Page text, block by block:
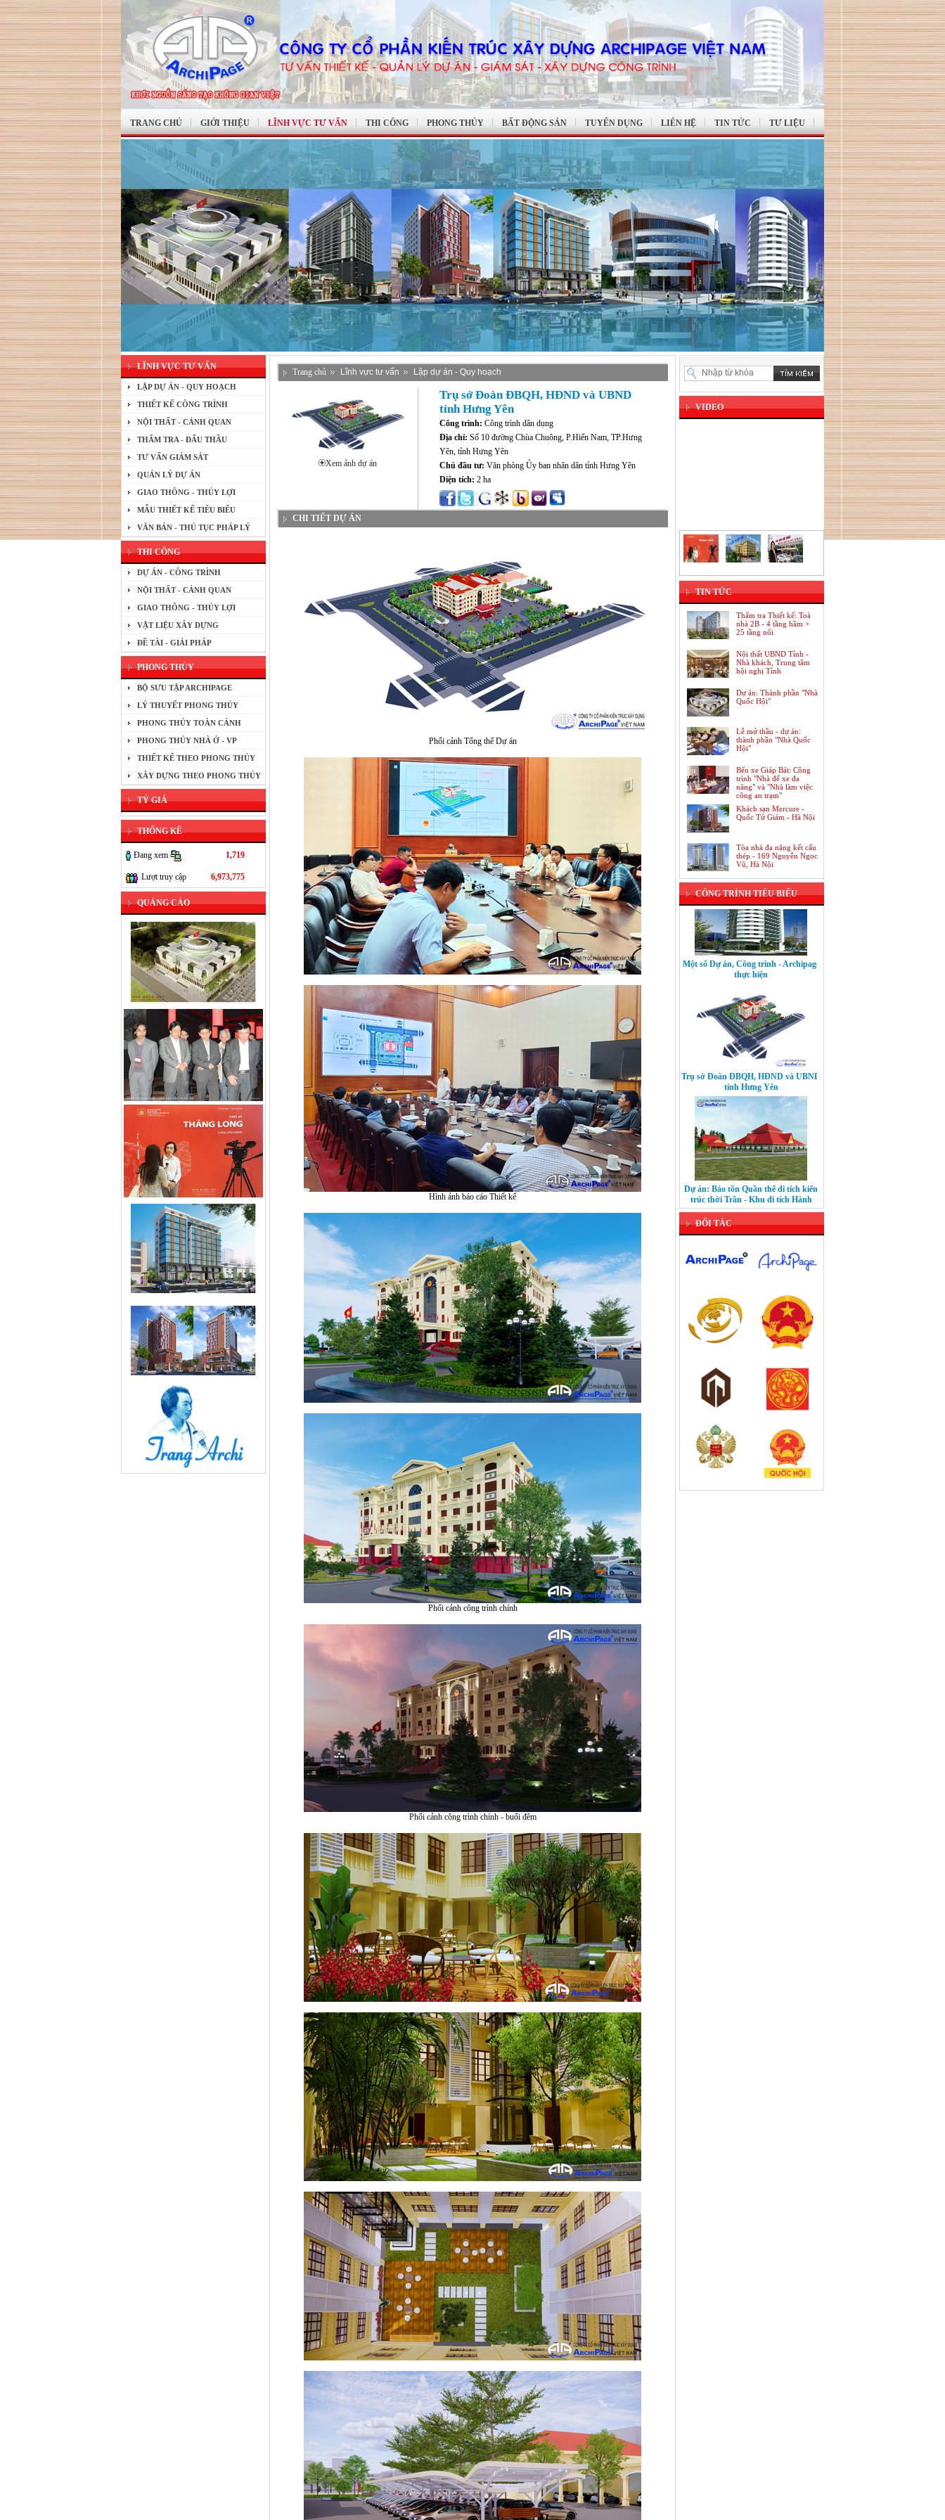
TRANG CHỦ GIỚI THIỆU LĨNH VỰC TƯ VẤN THI CÔNG PHONG THỦY BẤT ĐỘNG SẢN TUYỂN DỤNG LIÊN HỆ TIN TỨC TƯ LIỆU
LĨNH VỰC TƯ VẤN
LẬP DỰ ÁN - QUY HOẠCH
THIẾT KẾ CÔNG TRÌNH
NỘI THẤT - CẢNH QUAN
THẨM TRA - ĐẤU THẦU
TƯ VẤN GIÁM SÁT
QUẢN LÝ DỰ ÁN
GIAO THÔNG - THỦY LỢI
MẪU THIẾT KẾ TIÊU BIỂU
VĂN BẢN - THỦ TỤC PHÁP LÝ
THI CÔNG
DỰ ÁN - CÔNG TRÌNH
NỘI THẤT - CẢNH QUAN
GIAO THÔNG - THỦY LỢI
VẬT LIỆU XÂY DỰNG
ĐỀ TÀI - GIẢI PHÁP
PHONG THỦY
BỘ SƯU TẬP ARCHIPAGE
LÝ THUYẾT PHONG THỦY
PHONG THỦY TOÀN CẢNH
PHONG THỦY NHÀ Ở - VP
THIẾT KẾ THEO PHONG THỦY
XÂY DỰNG THEO PHONG THỦY
TỶ GIÁ
THỐNG KÊ
1,719
Đang xem
6,973,775
Lượt truy cập
QUẢNG CÁO
Trang chủ Lĩnh vực tư vấn Lập dự án - Quy hoạch
Xem ảnh dự án
Trụ sở Đoàn ĐBQH, HĐND và UBND
tỉnh Hưng Yên
Công trình: Công trình dân dụng
Địa chỉ: Số 10 đường Chùa Chuông, P.Hiến Nam, TP.Hưng
Yên, tỉnh Hưng Yên
Chủ đầu tư: Văn phòng Ủy ban nhân dân tỉnh Hưng Yên
Diện tích: 2 ha
CHI TIẾT DỰ ÁN
Phối cảnh Tổng thể Dự án
Hình ảnh báo cáo Thiết kế
Phối cảnh công trình chính
Phối cảnh công trình chính - buổi đêm
VIDEO
TIN TỨC
Thẩm tra Thiết kế: Toà
nhà 2B - 4 tầng hầm +
25 tầng nổi
Nội thất UBND Tỉnh -
Nhà khách, Trung tâm
hội nghị Tỉnh
Dự án: Thành phần "Nhà
Quốc Hội"
Lễ mở thầu - dự án:
thành phần "Nhà Quốc
Hội"
Bến xe Giáp Bát: Công
trình "Nhà để xe đa
năng" và "Nhà làm việc
công an trạm"
Khách sạn Mercure -
Quốc Tử Giám - Hà Nội
Tòa nhà đa năng kết cấu
thép - 169 Nguyễn Ngọc
Vũ, Hà Nội
CÔNG TRÌNH TIÊU BIỂU
Dự án: Trung tâm thương mại Hồng
Kông, Khách sạn, Căn hộ chung cư
cao cấp
Một số Dự án, Công trình - Archipage
thực hiện
Trụ sở Đoàn ĐBQH, HĐND và UBND
tỉnh Hưng Yên
Dự án: Bảo tồn Quần thể di tích kiến
trúc thời Trần - Khu di tích Hành
Cung Lỗ Giang
Dự án: Cải tạo Trụ sở Trung tâm Lưu
trữ Quốc gia I
Nhà hàng cao cấp Tuấn Dung Group
ĐỐI TÁC